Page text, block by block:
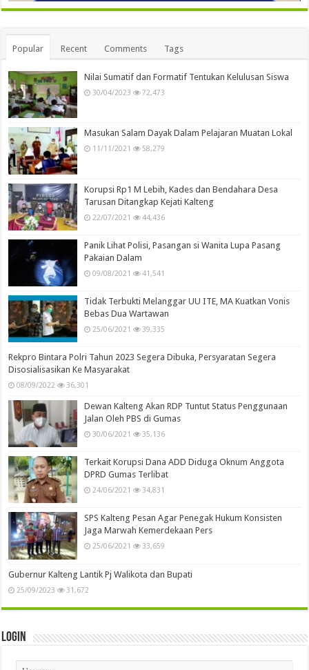
Popular Recent Comments Tags
Nilai Sumatif dan Formatif Tentukan Kelulusan Siswa
30/04/2023 72,473
Masukan Salam Dayak Dalam Pelajaran Muatan Lokal
11/11/2021 58,279
Korupsi Rp1 M Lebih, Kades dan Bendahara Desa
Tarusan Ditangkap Kejati Kalteng
22/07/2021 44,436
Panik Lihat Polisi, Pasangan si Wanita Lupa Pasang
Pakaian Dalam
09/08/2021 41,541
Tidak Terbukti Melanggar UU ITE, MA Kuatkan Vonis
Bebas Dua Wartawan
25/06/2021 39,335
Rekpro Bintara Polri Tahun 2023 Segera Dibuka, Persyaratan Segera
Disosialisasikan Ke Masyarakat
08/09/2022 36,301
Dewan Kalteng Akan RDP Tuntut Status Penggunaan
Jalan Oleh PBS di Gumas
30/06/2021 35,136
Terkait Korupsi Dana ADD Diduga Oknum Anggota
DPRD Gumas Terlibat
24/06/2021 34,831
SPS Kalteng Pesan Agar Penegak Hukum Konsisten
Jaga Marwah Kemerdekaan Pers
25/06/2021 33,659
Gubernur Kalteng Lantik Pj Walikota dan Bupati
25/09/2023 31,672
Login